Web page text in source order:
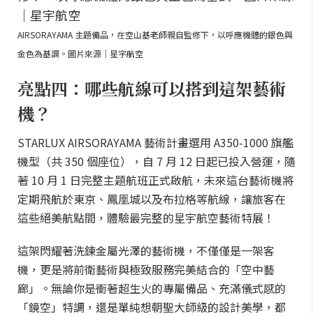
AIRSORAYAMA 主題備品，在空山基老師親自監修下，以呼應機體的銀色與
金色為基調。圖片來源｜星宇航空
亮點四：哪些航線可以搭到這架藝術
機？
STARLUX AIRSORAYAMA 藝術計畫選用 A350-1000 旗艦
機型（共 350 個座位），自 7 月 12 日起已投入營運，隨
著 10 月 1 日完整主題航班正式啟航，未來這台藝術機將
定期飛航於東京、鳳凰城以及布拉格等航線，讓旅客在
這些絕美航點間，體驗最完整的星宇航空藝術特展！
這架閃耀著洗鍊金屬光澤的藝術機，不僅僅是一架客
機，更是將前衛藝術與極致服務完美結合的「空中藝
廊」。無論你是衝著超生火的專屬備品、充滿儀式感的
「鏡空」特調，還是單純想朝聖大師級的設計美學，都